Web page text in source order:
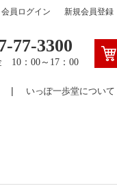
会員ログイン 新規会員登録
77-3300
：00～17：00
いっぽ一歩堂について